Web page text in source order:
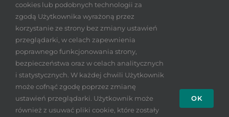
PLAN DLA EDUKACJI
NEWSY
POLITYKA PRYWATNOŚCI
Bądź na bieżąco
cookies lub podobnych technologii za
zgodą Użytkownika wyrażoną przez
korzystanie ze strony bez zmiany ustawień
przeglądarki, w celach zapewnienia
poprawnego funkcjonowania strony,
bezpieczeństwa oraz w celach analitycznych
i statystycznych. W każdej chwili Użytkownik
może cofnąć zgodę poprzez zmianę
ustawień przeglądarki. Użytkownik może
również z usuwać pliki cookie, które zostały
OK